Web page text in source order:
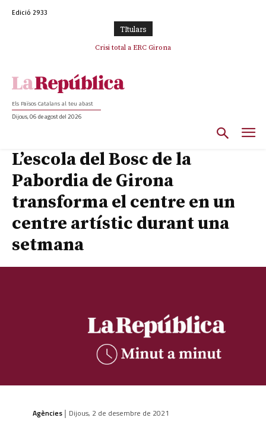
Edició 2933
TItulars
Crisi total a ERC Girona
Els Països Catalans al teu abast
Dijous, 06 de agost del 2026
L’escola del Bosc de la
Pabordia de Girona
transforma el centre en un
centre artístic durant una
setmana
Agències | Dijous, 2 de desembre de 2021